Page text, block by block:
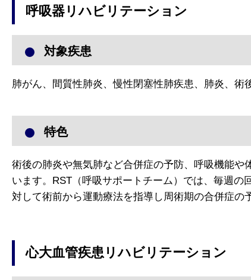
呼吸器リハビリテーション
対象疾患
肺がん、間質性肺炎、慢性閉塞性肺疾患、肺炎、術
特色
術後の肺炎や無気肺など合併症の予防、呼吸機能
います。RST（呼吸サポートチーム）では、毎週
対して術前から運動療法を指導し周術期の合併症の
心大血管疾患リハビリテーション